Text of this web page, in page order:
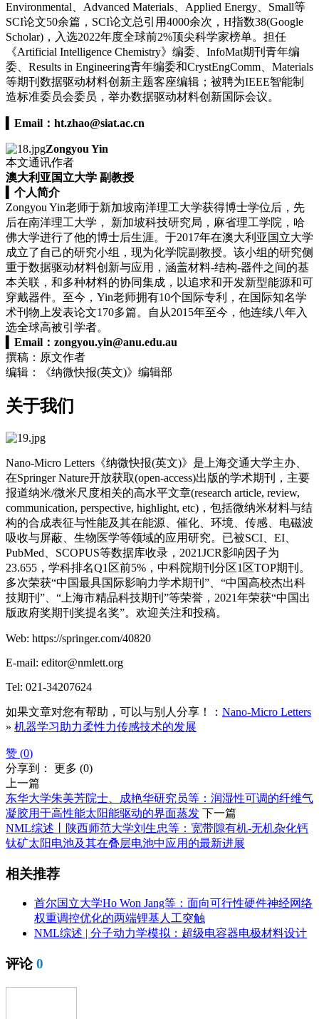
Environmental、Advanced Materials、Applied Energy、Small等
SCI论文50余篇，SCI论文总引用4000余次，H指数38(Google
Scholar)，入选2022年度全球前2%顶尖科学家榜单。担任
《Artificial Intelligence Chemistry》编委、InfoMat期刊青年编
委、Results in Engineering青年编委和CrystEngComm、Materials
等期刊数据驱动材料创新主题客座编辑；被聘为IEEE智能制
造标准委员会委员，举办数据驱动材料创新国际会议。
Email： ht.zhao@siat.ac.cn
Zongyou Yin
本文通讯作者
澳大利亚国立大学 副教授
个人简介
Zongyou Yin老师于新加坡南洋理工大学获得博士学位后，先
后在南洋理工大学， 新加坡科技研究局，麻省理工学院，哈
佛大学进行了他的博士后生涯。于2017年在澳大利亚国立大学
成立了自己的研究小组，现为化学院副教授。该小组的研究侧
重于数据驱动材料创新与应用，涵盖材料-结构-器件之间的基
本关联，和多种材料的协同集成，以追求和开发新型能源和可
穿戴器件。至今，Yin老师拥有10个国际专利，在国际知名学
术刊物上发表论文170多篇。自从2015年至今，他连续八年入
选全球高被引学者。
Email： zongyou.yin@anu.edu.au
撰稿：原文作者
编辑：《纳微快报(英文)》编辑部
关于我们
Nano-Micro Letters《纳微快报(英文)》是上海交通大学主办、
在Springer Nature开放获取(open-access)出版的学术期刊，主要
报道纳米/微米尺度相关的高水平文章(research article, review,
communication, perspective, highlight, etc)，包括微纳米材料与结
构的合成表征与性能及其在能源、催化、环境、传感、电磁波
吸收与屏蔽、生物医学等领域的应用研究。已被SCI、EI、
PubMed、SCOPUS等数据库收录，2021JCR影响因子为
23.655，学科排名Q1区前5%，中科院期刊分区1区TOP期刊。
多次荣获“中国最具国际影响力学术期刊”、“中国高校杰出科
技期刊”、“上海市精品科技期刊”等荣誉，2021年荣获“中国出
版政府奖期刊奖提名奖”。欢迎关注和投稿。
Web: https://springer.com/40820
E-mail: editor@nmlett.org
Tel: 021-34207624
如果文章对您有帮助，可以与别人分享！： Nano-Micro Letters
» 机器学习助力柔性力传感技术的发展
赞 (0)
分享到： 更多 (0)
上一篇
东华大学朱美芳院士、成艳华研究员等：润湿性可调的纤维气
凝胶用于高性能太阳能驱动的界面蒸发 下一篇
NML综述丨陕西师范大学刘生忠等：宽带隙有机-无机杂化钙
钛矿太阳电池及其在叠层电池中应用的最新进展
相关推荐
首尔国立大学Ho Won Jang等：面向可行性硬件神经网络
权重调控优化的两端锂基人工突触
NML综述 | 分子动力学模拟：超级电容器电极材料设计
评论0